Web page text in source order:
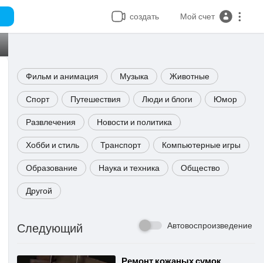
создать Мой счет
Фильм и анимация Музыка Животные
Спорт Путешествия Люди и блоги Юмор
Развлечения Новости и политика
Хобби и стиль Транспорт Компьютерные игры
Образование Наука и техника Общество
Другой
Следующий Автовоспроизведение
⁣Ремонт кожаных сумок